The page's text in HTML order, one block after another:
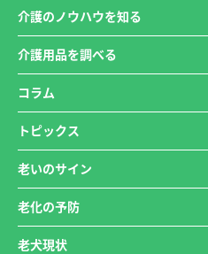
介護のノウハウを知る
介護用品を調べる
コラム
トピックス
老いのサイン
老化の予防
老犬現状